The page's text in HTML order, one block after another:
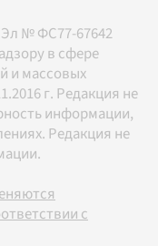
№ ФС77-67642
в сфере
и массовых
г. Редакция не
информации,
Редакция не
с